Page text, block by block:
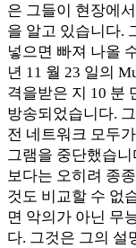
은 그들이 현장에
을 알고 있습니다.
넣으면 빠져 나올
년 11 월 23 일의
격을받은 지 10 분
방송되었습니다.
전 네트워크 모두
그램을 중단했습
보다는 오히려 종
것도 비교할 수 없
면 악의가 아닌 무
다. 그것은 그의 설